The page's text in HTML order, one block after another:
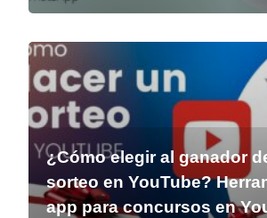
¿Cómo elegir al ganador
sorteo en YouTube?
app para concursos en